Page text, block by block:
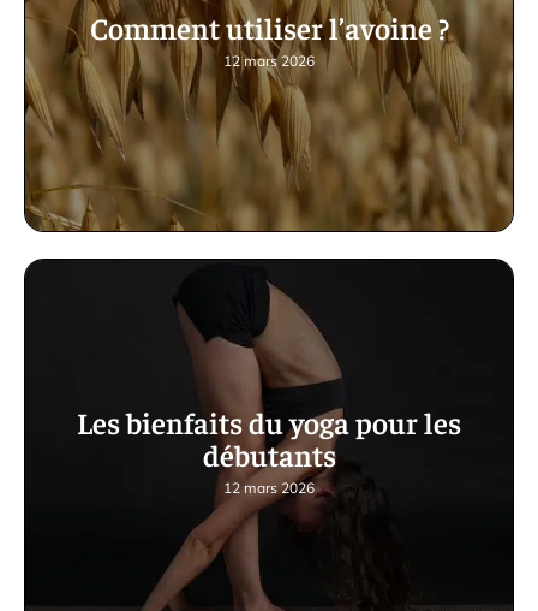
Comment utiliser l’avoine ?
12 mars 2026
Les bienfaits du yoga pour les
débutants
12 mars 2026